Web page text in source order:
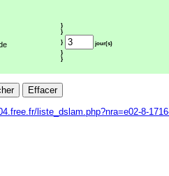
}
}
}
jour(s)
}
}
liste_dslam.php?nra=e02-8-